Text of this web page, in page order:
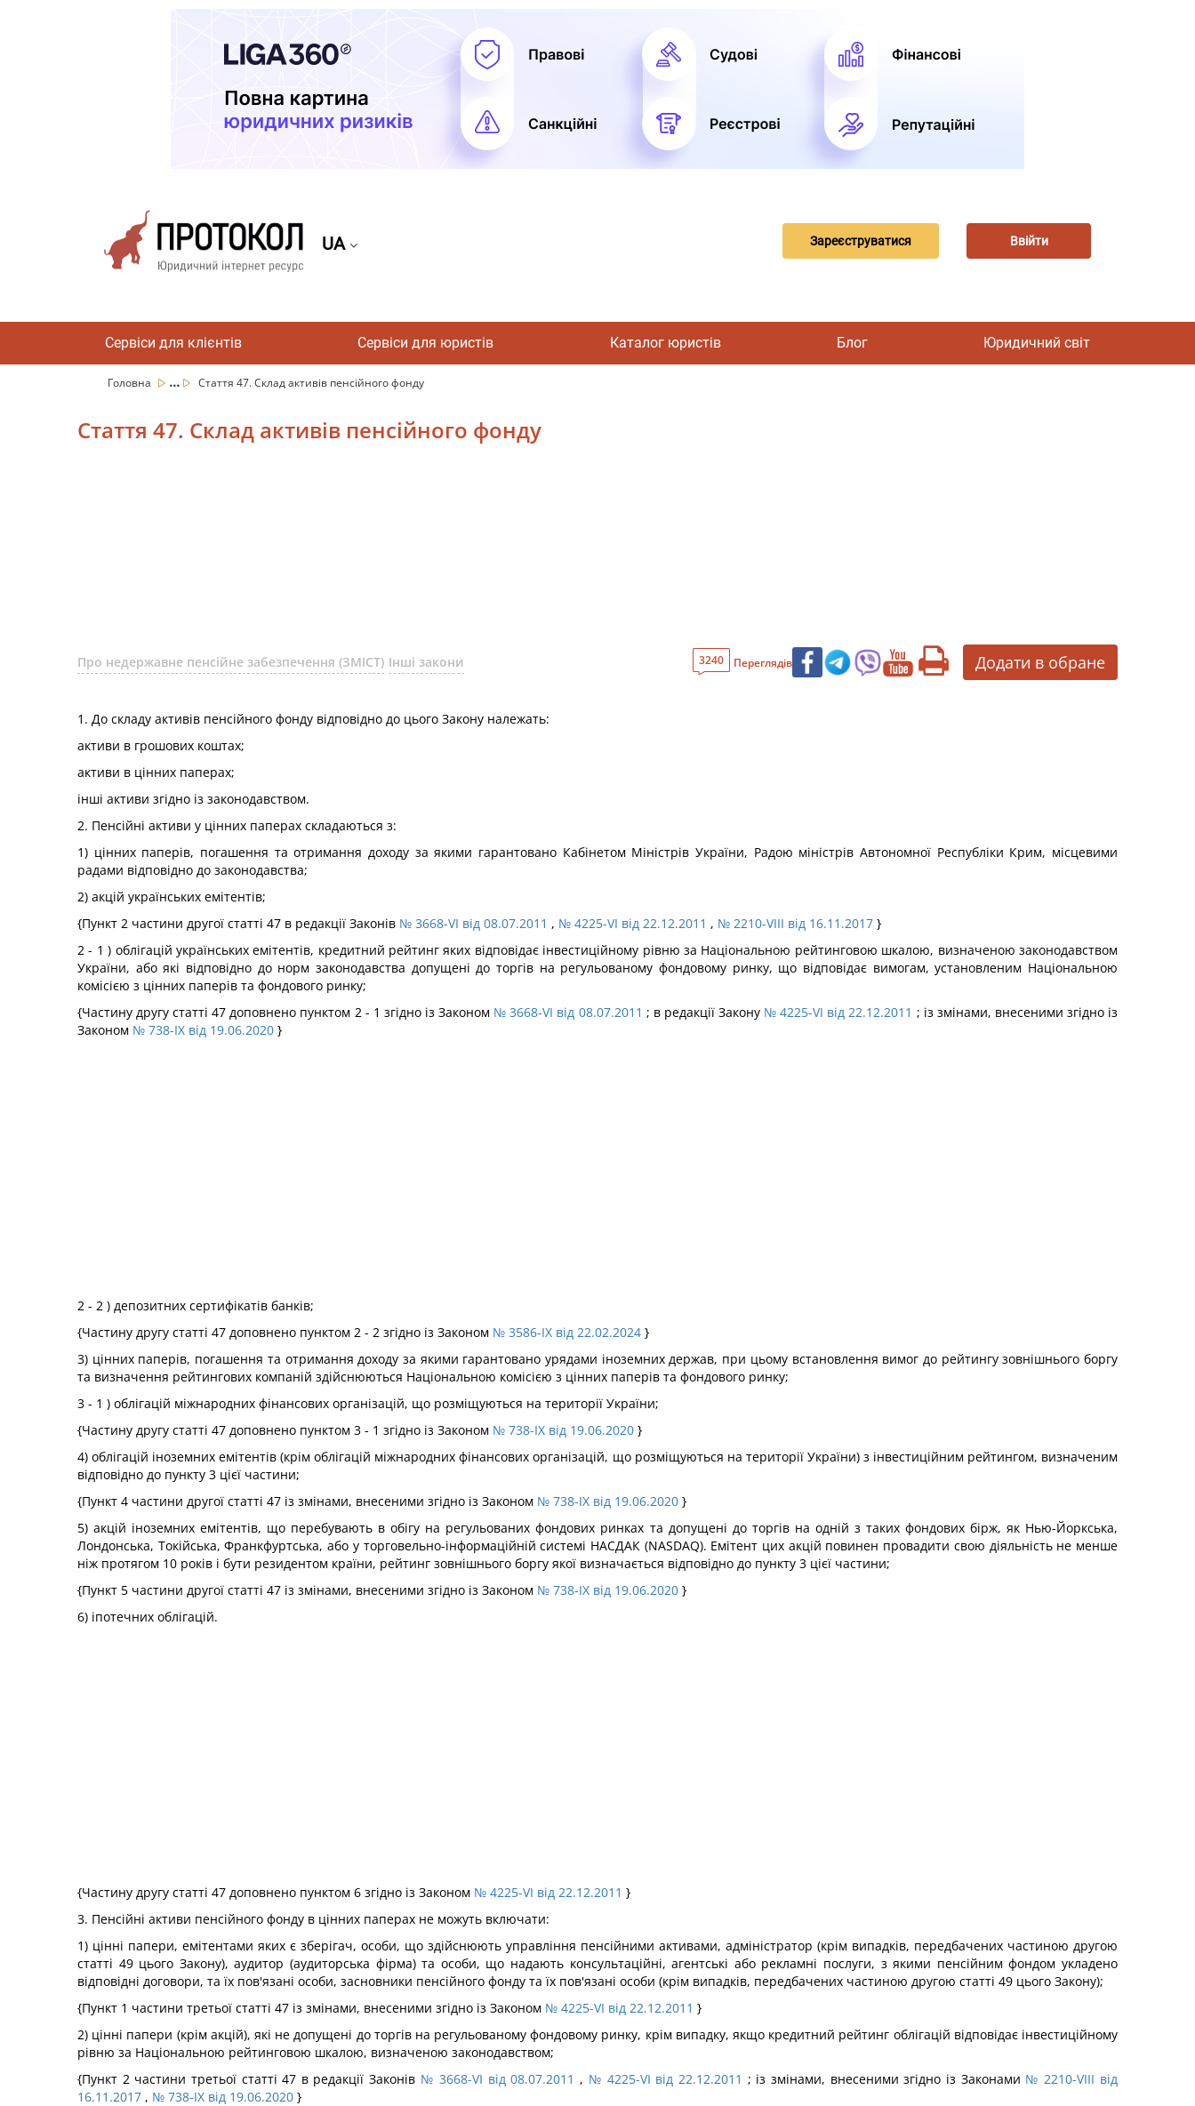
UA Зареєструватися Ввійти
Сервіси для клієнтів Сервіси для юристів Каталог юристів Блог Юридичний світ
Головна ... Стаття 47. Склад активів пенсійного фонду
Стаття 47. Склад активів пенсійного фонду
Про недержавне пенсійне забезпечення (ЗМІСТ) Інші закони 3240 Переглядів Додати в обране
1. До складу активів пенсійного фонду відповідно до цього Закону належать:
активи в грошових коштах;
активи в цінних паперах;
інші активи згідно із законодавством.
2. Пенсійні активи у цінних паперах складаються з:
1) цінних паперів, погашення та отримання доходу за якими гарантовано Кабінетом Міністрів України, Радою міністрів Автономної Республіки Крим, місцевими
радами відповідно до законодавства;
2) акцій українських емітентів;
{Пункт 2 частини другої статті 47 в редакції Законів № 3668-VI від 08.07.2011 , № 4225-VI від 22.12.2011 , № 2210-VIII від 16.11.2017 }
2 - 1 ) облігацій українських емітентів, кредитний рейтинг яких відповідає інвестиційному рівню за Національною рейтинговою шкалою, визначеною законодавством
України, або які відповідно до норм законодавства допущені до торгів на регульованому фондовому ринку, що відповідає вимогам, установленим Національною
комісією з цінних паперів та фондового ринку;
{Частину другу статті 47 доповнено пунктом 2 - 1 згідно із Законом № 3668-VI від 08.07.2011 ; в редакції Закону № 4225-VI від 22.12.2011 ; із змінами, внесеними згідно із
Законом № 738-IX від 19.06.2020 }
2 - 2 ) депозитних сертифікатів банків;
{Частину другу статті 47 доповнено пунктом 2 - 2 згідно із Законом № 3586-IX від 22.02.2024 }
3) цінних паперів, погашення та отримання доходу за якими гарантовано урядами іноземних держав, при цьому встановлення вимог до рейтингу зовнішнього боргу
та визначення рейтингових компаній здійснюються Національною комісією з цінних паперів та фондового ринку;
3 - 1 ) облігацій міжнародних фінансових організацій, що розміщуються на території України;
{Частину другу статті 47 доповнено пунктом 3 - 1 згідно із Законом № 738-IX від 19.06.2020 }
4) облігацій іноземних емітентів (крім облігацій міжнародних фінансових організацій, що розміщуються на території України) з інвестиційним рейтингом, визначеним
відповідно до пункту 3 цієї частини;
{Пункт 4 частини другої статті 47 із змінами, внесеними згідно із Законом № 738-IX від 19.06.2020 }
5) акцій іноземних емітентів, що перебувають в обігу на регульованих фондових ринках та допущені до торгів на одній з таких фондових бірж, як Нью-Йоркська,
Лондонська, Токійська, Франкфуртська, або у торговельно-інформаційній системі НАСДАК (NASDAQ). Емітент цих акцій повинен провадити свою діяльність не менше
ніж протягом 10 років і бути резидентом країни, рейтинг зовнішнього боргу якої визначається відповідно до пункту 3 цієї частини;
{Пункт 5 частини другої статті 47 із змінами, внесеними згідно із Законом № 738-IX від 19.06.2020 }
6) іпотечних облігацій.
{Частину другу статті 47 доповнено пунктом 6 згідно із Законом № 4225-VI від 22.12.2011 }
3. Пенсійні активи пенсійного фонду в цінних паперах не можуть включати:
1) цінні папери, емітентами яких є зберігач, особи, що здійснюють управління пенсійними активами, адміністратор (крім випадків, передбачених частиною другою
статті 49 цього Закону), аудитор (аудиторська фірма) та особи, що надають консультаційні, агентські або рекламні послуги, з якими пенсійним фондом укладено
відповідні договори, та їх пов'язані особи, засновники пенсійного фонду та їх пов'язані особи (крім випадків, передбачених частиною другою статті 49 цього Закону);
{Пункт 1 частини третьої статті 47 із змінами, внесеними згідно із Законом № 4225-VI від 22.12.2011 }
2) цінні папери (крім акцій), які не допущені до торгів на регульованому фондовому ринку, крім випадку, якщо кредитний рейтинг облігацій відповідає інвестиційному
рівню за Національною рейтинговою шкалою, визначеною законодавством;
{Пункт 2 частини третьої статті 47 в редакції Законів № 3668-VI від 08.07.2011 , № 4225-VI від 22.12.2011 ; із змінами, внесеними згідно із Законами № 2210-VIII від
16.11.2017 , № 738-IX від 19.06.2020 }